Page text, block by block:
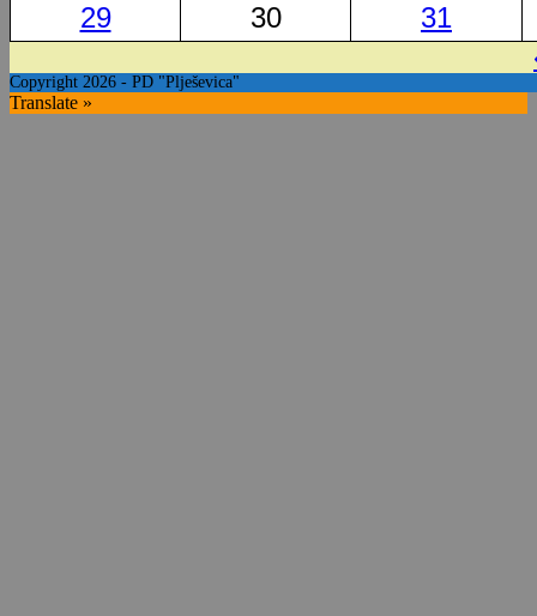
29
30
31
Copyright 2026 - PD "Plješevica"
Translate »